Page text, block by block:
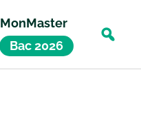
MonMaster
Bac 2026